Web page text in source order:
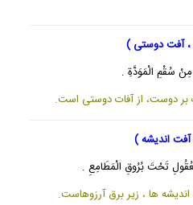
سُقْمِ الْمَوَدَّةِ .
بر دوست، از آفات دوستى است.
تَحْتَ بُرُوقِ الْمَطَامِعِ .
انديشه ها ، زير برق آرزوهاست.